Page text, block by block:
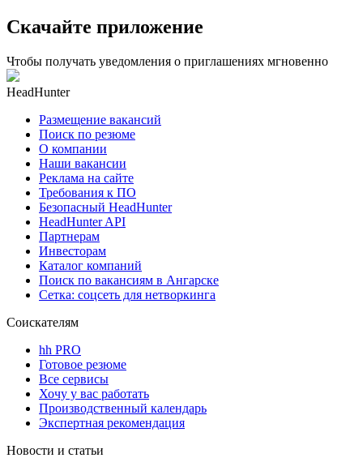
Скачайте приложение
Чтобы получать уведомления о приглашениях мгновенно
HeadHunter
Размещение вакансий
Поиск по резюме
О компании
Наши вакансии
Реклама на сайте
Требования к ПО
Безопасный HeadHunter
HeadHunter API
Партнерам
Инвесторам
Каталог компаний
Поиск по вакансиям в Ангарске
Сетка: соцсеть для нетворкинга
Соискателям
hh PRO
Готовое резюме
Все сервисы
Хочу у вас работать
Производственный календарь
Экспертная рекомендация
Новости и статьи